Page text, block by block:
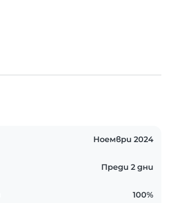
Ноември 2024
Преди 2 дни
100%